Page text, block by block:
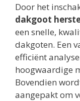
Door het
dakgoot
een snelle,
dakgoten. Een
efficiënt
hoogwaardige
Bovendien
aangepakt om